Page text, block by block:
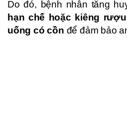
Do đó, bệnh nhân tăng
hạn chế hoặc kiêng
uống có cồn để đảm bảo